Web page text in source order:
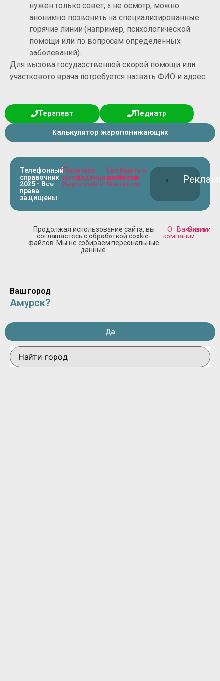
нужен только совет, а не осмотр, можно
анонимно позвонить на специализированные
горячие линии (например, психологической
помощи или по вопросам определенных
заболеваний).
Для вызова государственной скорой помощи или
участкового врача потребуется назвать ФИО и адрес.
Терапевт Педиатр
Калькулятор жаропонижающих
Телефонный
справочник
2025 - Все
права
защищены
Политика
конфиденциальности
Карта сайта
Сообщить о
проблеме
Контакты
Продолжая использование сайта, вы
соглашаетесь с обработкой cookie-
файлов. Мы не собираем персональные
данные.
О
компании
Вакансии
Статьи
Ваш город
Амурск?
Да